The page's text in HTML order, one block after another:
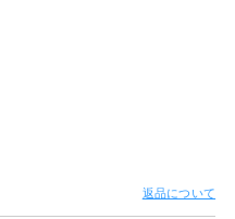
返品について